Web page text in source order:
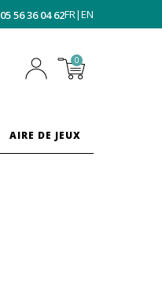
05 56 36 04 62FR|EN
0
AIRE DE JEUX